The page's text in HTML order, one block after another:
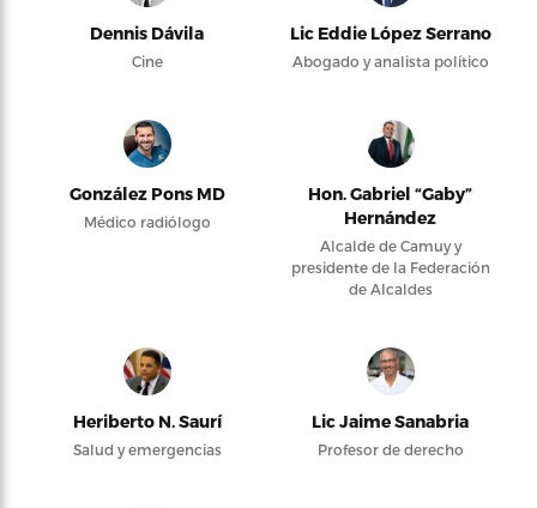
Dennis Dávila
Cine
Lic Eddie López Serrano
Abogado y analista político
González Pons MD
Médico radiólogo
Hon. Gabriel “Gaby”
Hernández
Alcalde de Camuy y
presidente de la Federación
de Alcaldes
Heriberto N. Saurí
Salud y emergencias
Lic Jaime Sanabria
Profesor de derecho